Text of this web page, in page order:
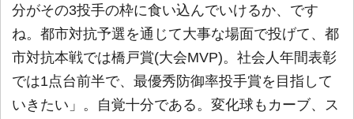
分がその3投手の枠に食い込んでいけるか、です
ね。都市対抗予選を通じて大事な場面で投げて、都
市対抗本戦では橋戸賞(大会MVP)。社会人年間表彰
では1点台前半で、最優秀防御率投手賞を目指して
いきたい」。自覚十分である。変化球もカーブ、ス